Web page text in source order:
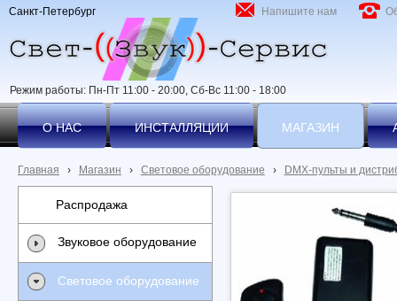
Режим работы: Пн-Пт 11:00 - 20:00, Сб-Вс 11:00 - 18:00
Напишите нам
Санкт-Петербург
О НАС ИНСТАЛЛЯЦИИ МАГАЗИН
Главная › Магазин › Световое оборудование › DMX-пульты и
Распродажа
Звуковое оборудование
Световое оборудование